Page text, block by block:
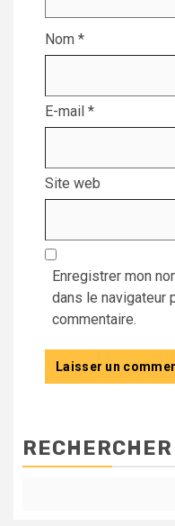
Nom *
E-mail *
Site web
Enregistrer mon
dans le navigateur
commentaire.
RECHERCHER